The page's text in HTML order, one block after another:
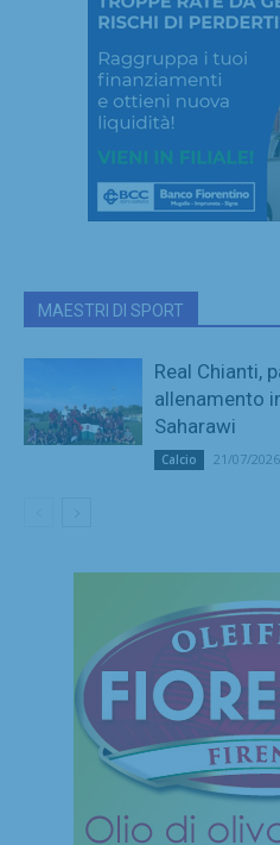
MAESTRI DI SPORT
Real Chianti,
allenamento
Saharawi
Calcio 21/07/2026